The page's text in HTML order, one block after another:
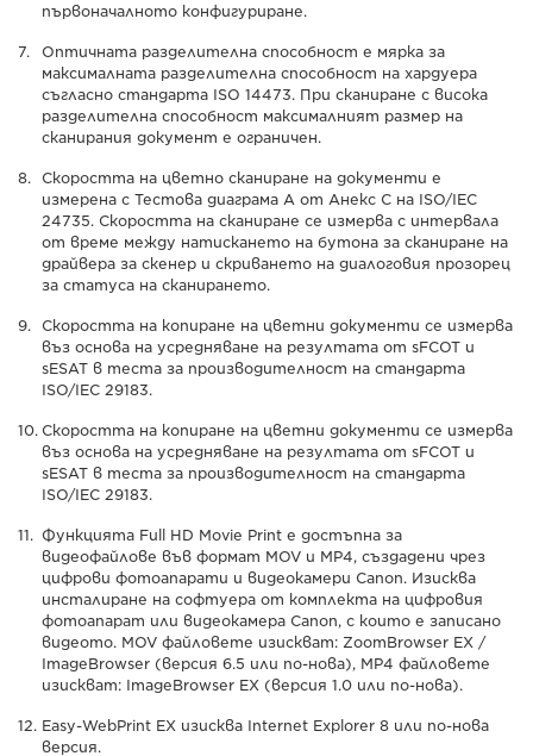
първоначалното конфигуриране.
Оптичната разделителна способност е мярка за
максималната разделителна способност на хардуера
съгласно стандарта ISO 14473. При сканиране с висока
разделителна способност максималният размер на
сканирания документ е ограничен.
Скоростта на цветно сканиране на документи е
измерена с Тестова диаграма А от Анекс С на ISO/IEC
24735. Скоростта на сканиране се измерва с интервала
от време между натискането на бутона за сканиране на
драйвера за скенер и скриването на диалоговия прозорец
за статуса на сканирането.
Скоростта на копиране на цветни документи се измерва
въз основа на усредняване на резултата от sFCOT и
sESAT в теста за производителност на стандарта
ISO/IEC 29183.
Скоростта на копиране на цветни документи се измерва
въз основа на усредняване на резултата от sFCOT и
sESAT в теста за производителност на стандарта
ISO/IEC 29183.
Функцията Full HD Movie Print е достъпна за
видеофайлове във формат MOV и MP4, създадени чрез
цифрови фотоапарати и видеокамери Canon. Изисква
инсталиране на софтуера от комплекта на цифровия
фотоапарат или видеокамера Canon, с които е записано
видеото. MOV файловете изискват: ZoomBrowser EX /
ImageBrowser (версия 6.5 или по-нова), MP4 файловете
изискват: ImageBrowser EX (версия 1.0 или по-нова).
Easy-WebPrint EX изисква Internet Explorer 8 или по-нова
версия.